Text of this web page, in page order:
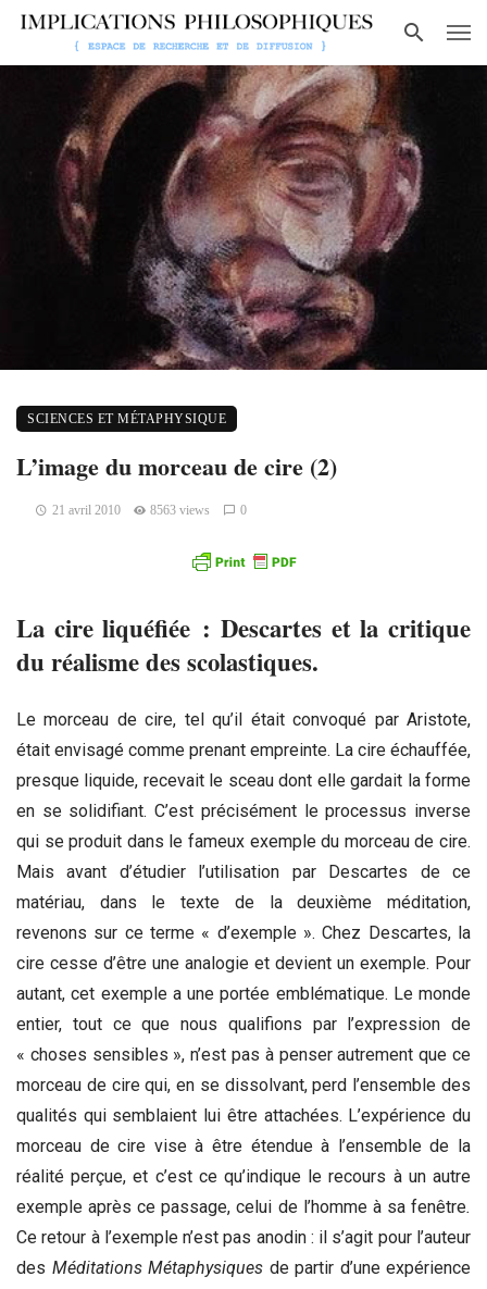
SCIENCES ET MÉTAPHYSIQUE
L’image du morceau de cire (2)
21 avril 2010 8563 views 0
La cire liquéfiée : Descartes et la critique
du réalisme des scolastiques.
Le morceau de cire, tel qu’il était convoqué par Aristote,
était envisagé comme prenant empreinte. La cire échauffée,
presque liquide, recevait le sceau dont elle gardait la forme
en se solidifiant. C’est précisément le processus inverse
qui se produit dans le fameux exemple du morceau de cire.
Mais avant d’étudier l’utilisation par Descartes de ce
matériau, dans le texte de la deuxième méditation,
revenons sur ce terme « d’exemple ». Chez Descartes, la
cire cesse d’être une analogie et devient un exemple. Pour
autant, cet exemple a une portée emblématique. Le monde
entier, tout ce que nous qualifions par l’expression de
« choses sensibles », n’est pas à penser autrement que ce
morceau de cire qui, en se dissolvant, perd l’ensemble des
qualités qui semblaient lui être attachées. L’expérience du
morceau de cire vise à être étendue à l’ensemble de la
réalité perçue, et c’est ce qu’indique le recours à un autre
exemple après ce passage, celui de l’homme à sa fenêtre.
Ce retour à l’exemple n’est pas anodin : il s’agit pour l’auteur
des Méditations Métaphysiques de partir d’une expérience